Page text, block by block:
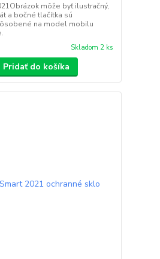
môže byť ilustračný,
a bočné tlačítka sú
na model mobilu
Skladom 2 ks
Pridať do košíka